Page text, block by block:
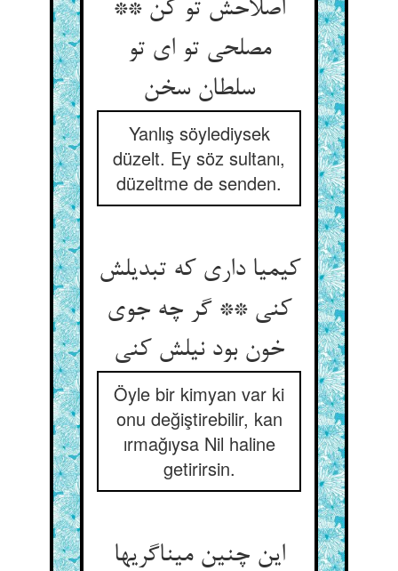
اصلاحش تو کن **
مصلحی تو ای تو
سلطان سخن‏
Yanlış söylediysek
düzelt. Ey söz sultanı,
düzeltme de senden.
کیمیا داری که تبدیلش
کنی ** گر چه جوی
خون بود نیلش کنی‏
Öyle bir kimyan var ki
onu değiştirebilir, kan
ırmağıysa Nil haline
getirirsin.
این چنین میناگریها